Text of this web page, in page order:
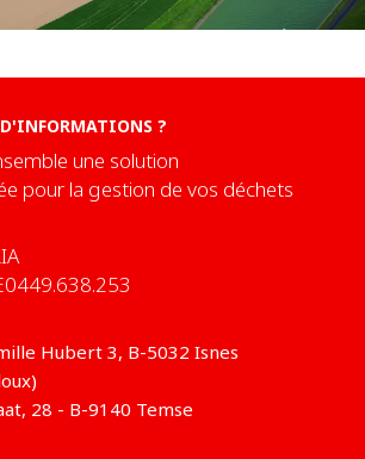
?
une solution
pour la gestion de vos déchets
Hubert 3, B-5032 Isnes
28 - B-9140 Temse